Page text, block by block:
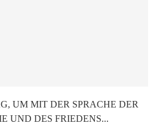
UM MIT DER SPRACHE DER
UND DES FRIEDENS...